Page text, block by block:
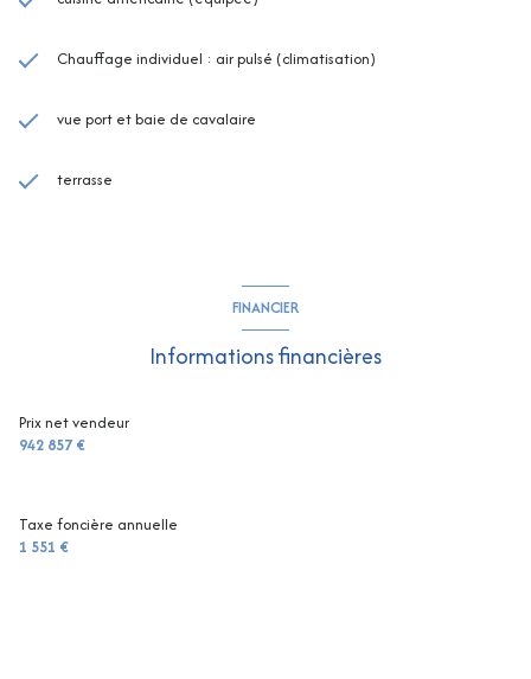
Chauffage individuel : air pulsé (climatisation)
vue port et baie de cavalaire
terrasse
FINANCIER
Informations financières
Prix net vendeur
942 857 €
Taxe foncière annuelle
1 551 €